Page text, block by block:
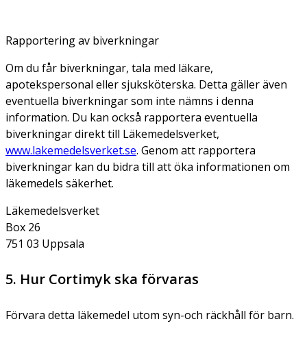
Rapportering av biverkningar
Om du får biverkningar, tala med läkare,
apotekspersonal eller sjuksköterska. Detta gäller även
eventuella biverkningar som inte nämns i denna
information. Du kan också rapportera eventuella
biverkningar direkt till Läkemedelsverket,
www.lakemedelsverket.se. Genom att rapportera
biverkningar kan du bidra till att öka informationen om
läkemedels säkerhet.
Läkemedelsverket
Box 26
751 03 Uppsala
5. Hur Cortimyk ska förvaras
Förvara detta läkemedel utom syn-och räckhåll för barn.